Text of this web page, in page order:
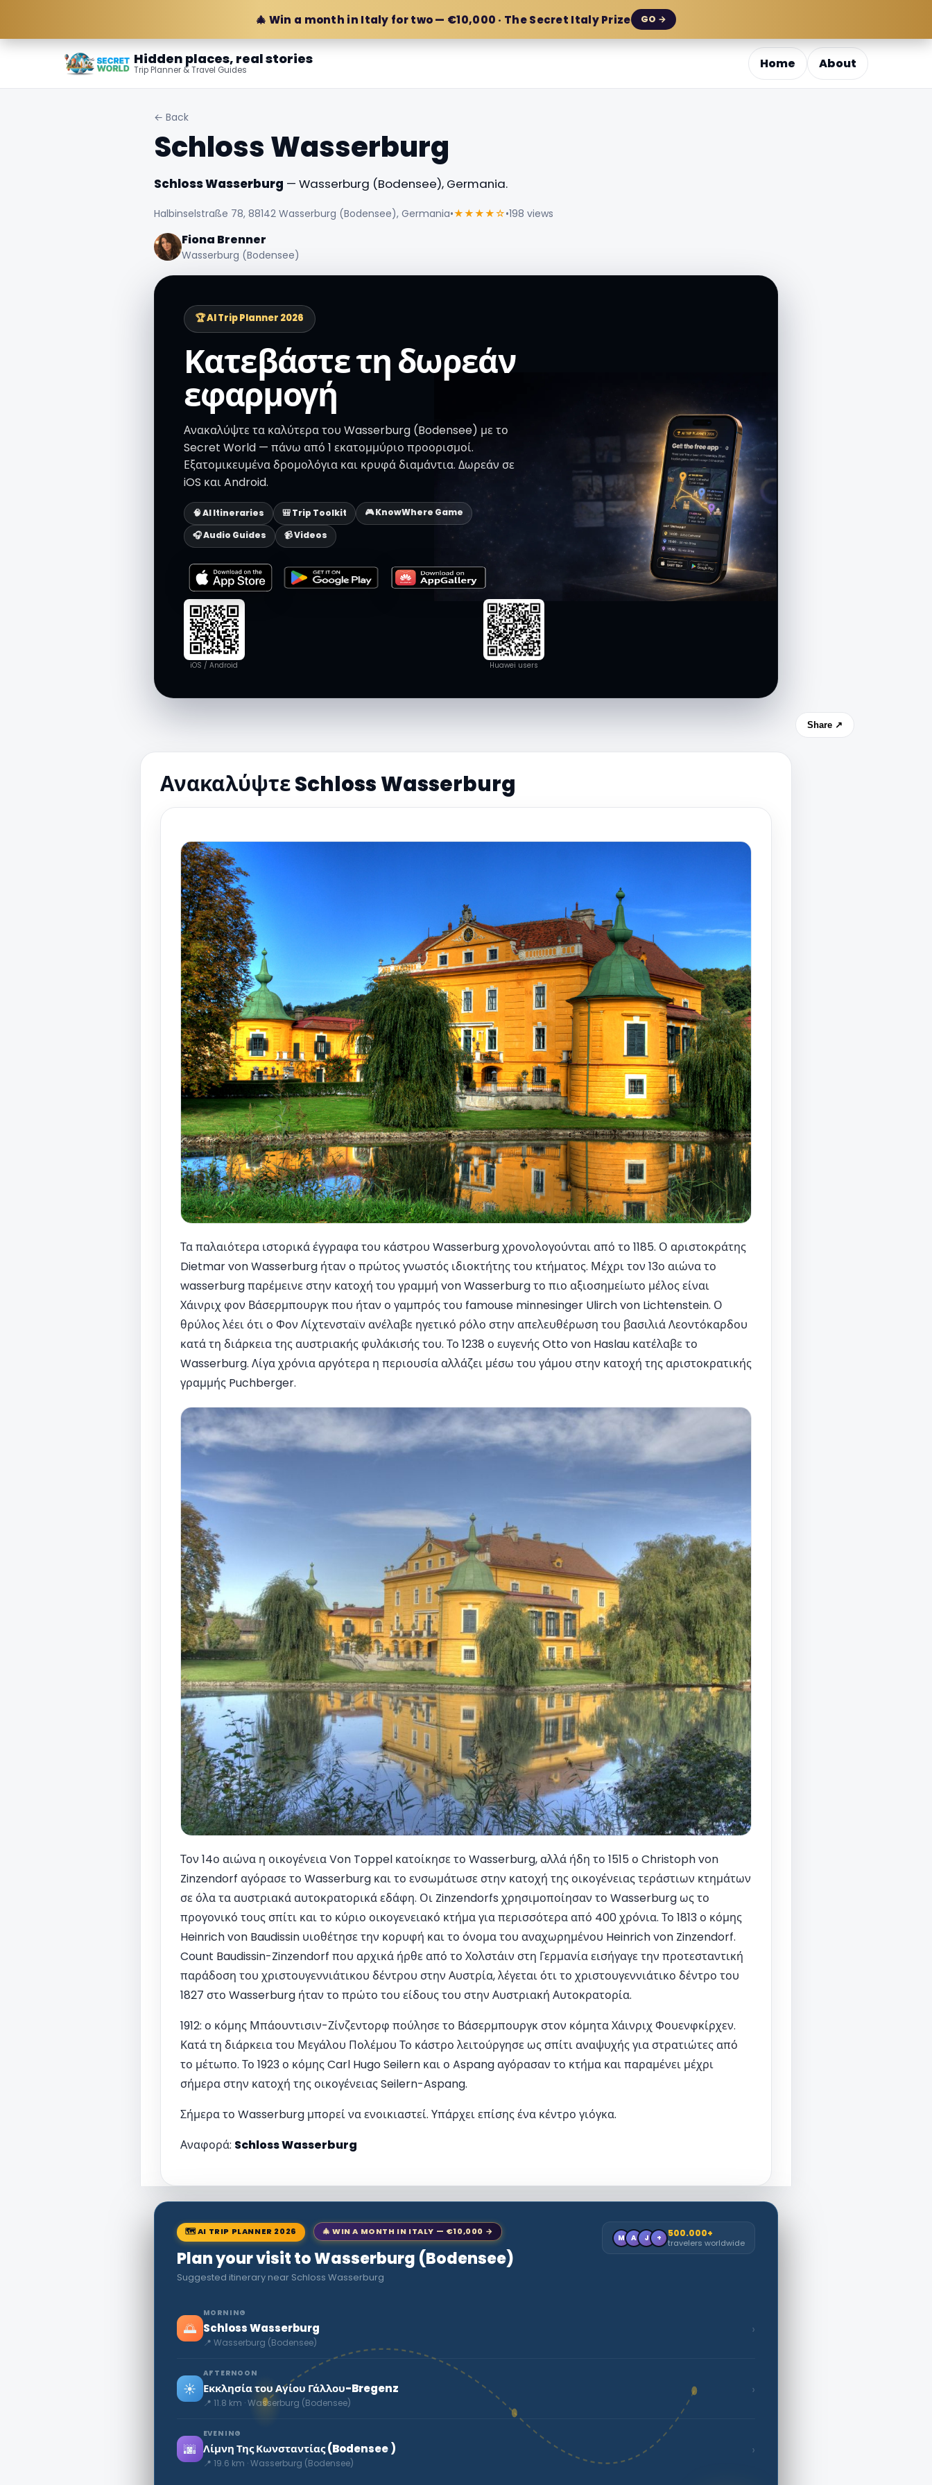
🎄 Win a month in Italy for two — €10,000 · The Secret Italy Prize GO →
Hidden places, real stories
Trip Planner & Travel Guides Home About
← Back
Schloss Wasserburg
Schloss Wasserburg — Wasserburg (Bodensee), Germania.
Halbinselstraße 78, 88142 Wasserburg (Bodensee), Germania•★★★★☆•198 views
Fiona Brenner
Wasserburg (Bodensee)
🏆 AI Trip Planner 2026
Κατεβάστε τη δωρεάν
εφαρμογή
Ανακαλύψτε τα καλύτερα του Wasserburg (Bodensee) με το
Secret World — πάνω από 1 εκατομμύριο προορισμοί.
Εξατομικευμένα δρομολόγια και κρυφά διαμάντια. Δωρεάν σε
iOS και Android.
🧠 AI Itineraries 🎒 Trip Toolkit
🎮 KnowWhere Game
🎧 Audio Guides
📹 Videos
iOS / Android Huawei users
Share ↗
Ανακαλύψτε Schloss Wasserburg
Τα παλαιότερα ιστορικά έγγραφα του κάστρου Wasserburg χρονολογούνται από το 1185. Ο αριστοκράτης
Dietmar von Wasserburg ήταν ο πρώτος γνωστός ιδιοκτήτης του κτήματος. Μέχρι τον 13ο αιώνα το
wasserburg παρέμεινε στην κατοχή του γραμμή von Wasserburg το πιο αξιοσημείωτο μέλος είναι
Χάινριχ φον Βάσερμπουργκ που ήταν ο γαμπρός του famouse minnesinger Ulirch von Lichtenstein. Ο
θρύλος λέει ότι ο Φον Λίχτενσταϊν ανέλαβε ηγετικό ρόλο στην απελευθέρωση του βασιλιά Λεοντόκαρδου
κατά τη διάρκεια της αυστριακής φυλάκισής του. Το 1238 ο ευγενής Otto von Haslau κατέλαβε το
Wasserburg. Λίγα χρόνια αργότερα η περιουσία αλλάζει μέσω του γάμου στην κατοχή της αριστοκρατικής
γραμμής Puchberger.
Τον 14ο αιώνα η οικογένεια Von Toppel κατοίκησε το Wasserburg, αλλά ήδη το 1515 ο Christoph von
Zinzendorf αγόρασε το Wasserburg και το ενσωμάτωσε στην κατοχή της οικογένειας τεράστιων κτημάτων
σε όλα τα αυστριακά αυτοκρατορικά εδάφη. Οι Zinzendorfs χρησιμοποίησαν το Wasserburg ως το
προγονικό τους σπίτι και το κύριο οικογενειακό κτήμα για περισσότερα από 400 χρόνια. Το 1813 ο κόμης
Heinrich von Baudissin υιοθέτησε την κορυφή και το όνομα του αναχωρημένου Heinrich von Zinzendorf.
Count Baudissin-Zinzendorf που αρχικά ήρθε από το Χολστάιν στη Γερμανία εισήγαγε την προτεσταντική
παράδοση του χριστουγεννιάτικου δέντρου στην Αυστρία, λέγεται ότι το χριστουγεννιάτικο δέντρο του
1827 στο Wasserburg ήταν το πρώτο του είδους του στην Αυστριακή Αυτοκρατορία.
1912: ο κόμης Μπάουντισιν-Ζίνζεντορφ πούλησε το Βάσερμπουργκ στον κόμητα Χάινριχ Φουενφκίρχεν.
Κατά τη διάρκεια του Μεγάλου Πολέμου Το κάστρο λειτούργησε ως σπίτι αναψυχής για στρατιώτες από
το μέτωπο. Το 1923 ο κόμης Carl Hugo Seilern και ο Aspang αγόρασαν το κτήμα και παραμένει μέχρι
σήμερα στην κατοχή της οικογένειας Seilern-Aspang.
Σήμερα το Wasserburg μπορεί να ενοικιαστεί. Υπάρχει επίσης ένα κέντρο γιόγκα.
Αναφορά: Schloss Wasserburg
🗺 AI TRIP PLANNER 2026 🎄 WIN A MONTH IN ITALY — €10,000 →
Plan your visit to Wasserburg (Bodensee)
Suggested itinerary near Schloss Wasserburg
M A J + 500.000+
travelers worldwide
🌅
MORNING
Schloss Wasserburg
📍 Wasserburg (Bodensee)
›
☀️
AFTERNOON
Εκκλησία του Αγίου Γάλλου-Bregenz
📍 11.8 km · Wasserburg (Bodensee)
›
🌆
EVENING
Λίμνη Της Κωνσταντίας (Bodensee )
📍 19.6 km · Wasserburg (Bodensee)
›